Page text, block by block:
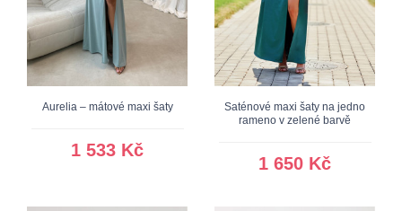
Aurelia – mátové maxi šaty
1 533 Kč
Saténové maxi šaty na jedno
rameno v zelené barvě
1 650 Kč